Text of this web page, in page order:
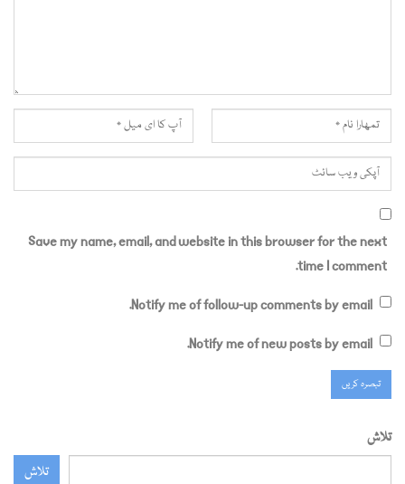
Save my name, email, and website in this browser for the next
time I comment.
Notify me of follow-up comments by email.
Notify me of new posts by email.
تلاش
تلاش